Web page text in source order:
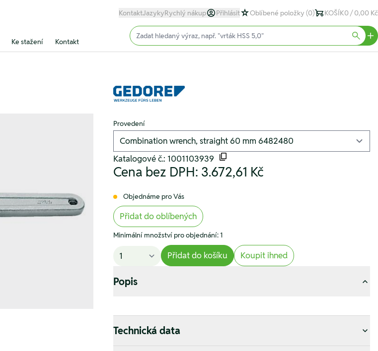
KontaktJazykyRychlý nákup Přihlásit Oblíbené položky (0) KOŠÍK0 / 0,00 Kč
Ke stažení Kontakt
Input (text)
Provedení
Katalogové č.: 1001103939
Cena bez DPH: 3.672,61 Kč
Objednáme pro Vás
Přidat do oblíbených
Minimální množství pro objednání: 1
Přidat do košíku Koupit ihned
Popis
Technická data